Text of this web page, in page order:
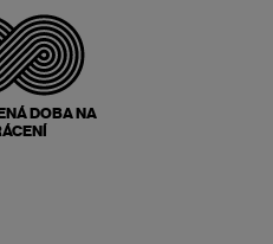
DOBA NA